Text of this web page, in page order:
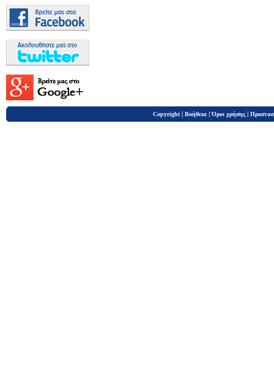
Copyright | Βοήθεια |Όροι χρήσης |